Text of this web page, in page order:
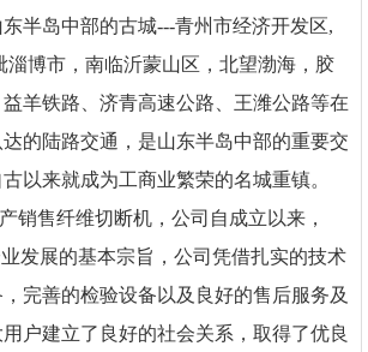
半岛中部的古城---青州市经济开发区,
淄博市，南临沂蒙山区，北望渤海，胶
羊铁路、济青高速公路、王潍公路等在
的陆路交通，是山东半岛中部的重要交
以来就成为工商业繁荣的名城重镇。
售纤维切断机，公司自成立以来，
业发展的基本宗旨，公司凭借扎实的技术
完善的检验设备以及良好的售后服务及
户建立了良好的社会关系，取得了优良